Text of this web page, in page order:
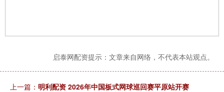
启泰网配资提示：文章来自网络，不代表本站观点。
上一篇： 明利配资 2026年中国板式网球巡回赛平原站开赛